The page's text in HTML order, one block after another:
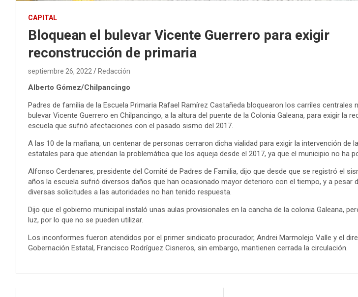
CAPITAL
Bloquean el bulevar Vicente Guerrero para exigir
reconstrucción de primaria
septiembre 26, 2022 Redacción
Alberto Gómez/Chilpancingo
Padres de familia de la Escuela Primaria Rafael Ramírez Castañeda bloquearon los carriles centrales
bulevar Vicente Guerrero en Chilpancingo, a la altura del puente de la Colonia Galeana, para exigir la
escuela que sufrió afectaciones con el pasado sismo del 2017.
A las 10 de la mañana, un centenar de personas cerraron dicha vialidad para exigir la intervención de
estatales para que atiendan la problemática que los aqueja desde el 2017, ya que el municipio no ha
Alfonso Cerdenares, presidente del Comité de Padres de Familia, dijo que desde que se registró el
años la escuela sufrió diversos daños que han ocasionado mayor deterioro con el tiempo, y a pesar
diversas solicitudes a las autoridades no han tenido respuesta.
Dijo que el gobierno municipal instaló unas aulas provisionales en la cancha de la colonia Galeana,
luz, por lo que no se pueden utilizar.
Los inconformes fueron atendidos por el primer sindicato procurador, Andrei Marmolejo Valle y el
Gobernación Estatal, Francisco Rodríguez Cisneros, sin embargo, mantienen cerrada la circulación.